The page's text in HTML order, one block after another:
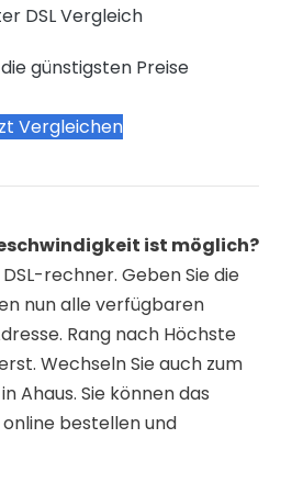
DSL Vergleich
günstigsten Preise
Vergleichen
ist möglich?
rechner. Geben Sie die
nun alle verfügbaren
Rang nach Höchste
Wechseln Sie auch zum
Ahaus. Sie können das
bestellen und